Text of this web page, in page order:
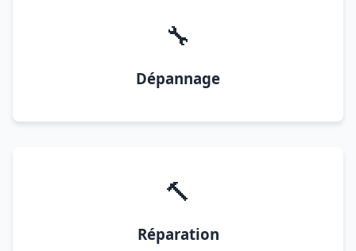
🔧
Dépannage
🔨
Réparation